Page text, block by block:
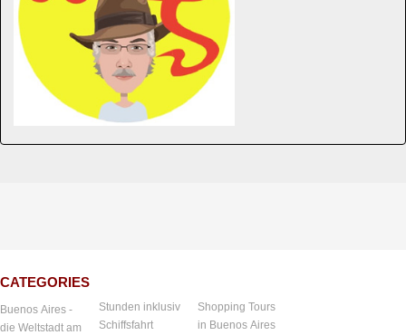
CATEGORIES
Buenos Aires -
die Weltstadt am
Stunden inklusiv
Schiffsfahrt
Shopping Tours
in Buenos Aires